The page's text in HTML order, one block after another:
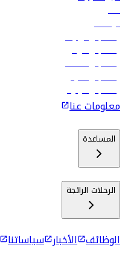
فنادق
الوظائف
رحلات إلى تبيليسي
رحلات إلى الرياض
رحلات إلى مسقط
رحلات إلى ماليه
رحلات إلى كولومبو
معلومات عنا
المساعدة
الرحلات الرائجة
الوظائف الأخبار سياساتنا